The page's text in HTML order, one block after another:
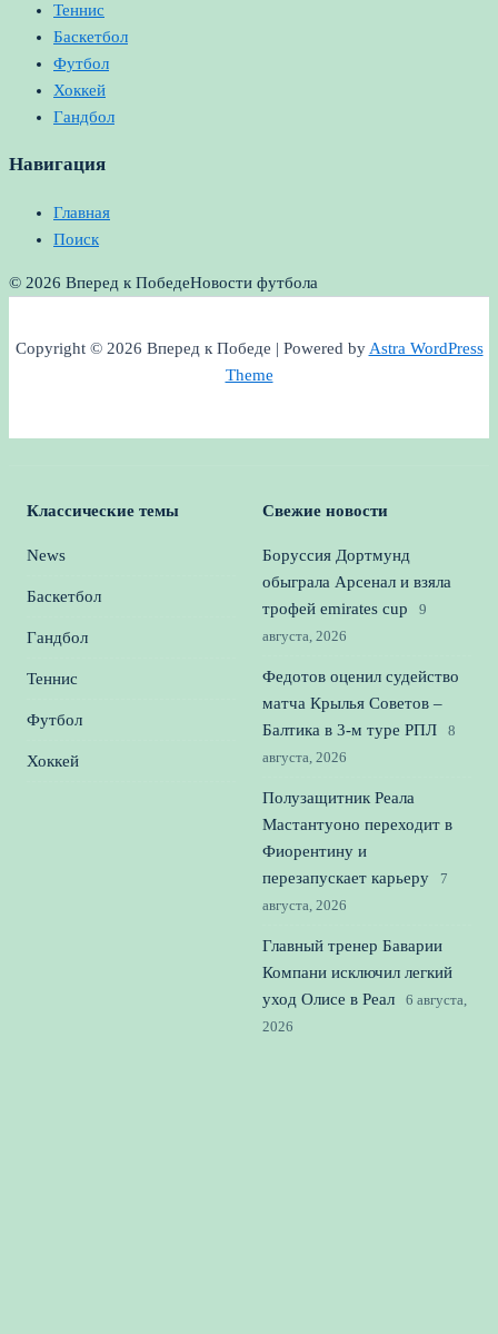
Теннис
Баскетбол
Футбол
Хоккей
Гандбол
Навигация
Главная
Поиск
© 2026 Вперед к ПобедеНовости футбола
Copyright © 2026 Вперед к Победе | Powered byAstra WordPress
Theme
Классические темы
News
Баскетбол
Гандбол
Теннис
Футбол
Хоккей
Свежие новости
Боруссия Дортмунд
обыграла Арсенал и взяла
трофей emirates cup
9
августа, 2026
Федотов оценил судейство
матча Крылья Советов –
Балтика в 3‑м туре РПЛ
8
августа, 2026
Полузащитник Реала
Мастантуоно переходит в
Фиорентину и
перезапускает карьеру
7
августа, 2026
Главный тренер Баварии
Компани исключил легкий
уход Олисе в Реал
6 августа,
2026